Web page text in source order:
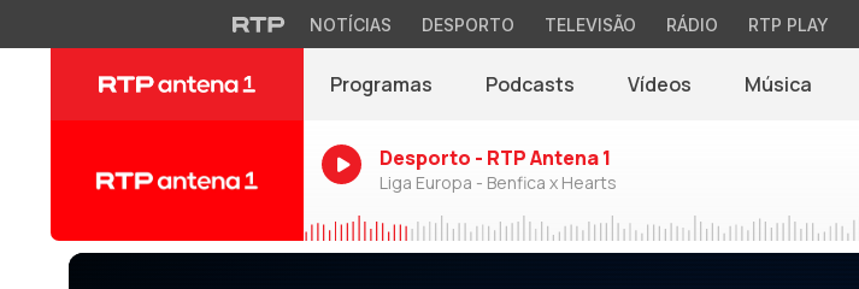
NOTÍCIAS DESPORTO TELEVISÃO RÁDIO RTP PLAY
Programas Podcasts Vídeos Música
Desporto - RTP Antena 1
Liga Europa - Benfica x Hearts